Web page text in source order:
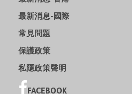
最新消息-國際
常見問題
保護政策
私隱政策聲明
FACEBOOK